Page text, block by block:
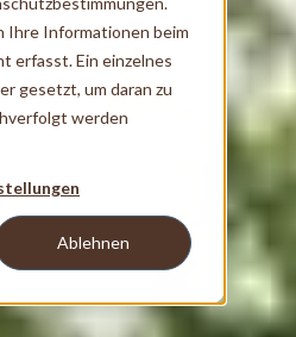
Ihre Informationen beim
erfasst. Ein einzelnes
gesetzt, um daran zu
werden
Ablehnen